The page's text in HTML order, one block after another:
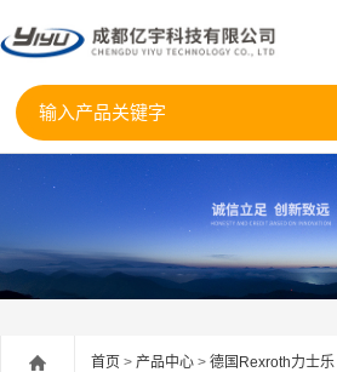
首页 > 产品中心 > 德国Rexroth力士乐